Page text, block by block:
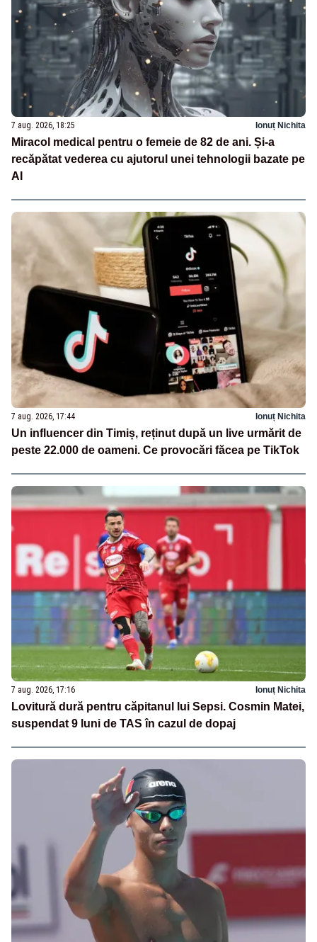
7 aug. 2026, 18:25 Ionuț Nichita
Miracol medical pentru o femeie de 82 de ani. Și-a
recăpătat vederea cu ajutorul unei tehnologii bazate pe
AI
7 aug. 2026, 17:44 Ionuț Nichita
Un influencer din Timiș, reținut după un live urmărit de
peste 22.000 de oameni. Ce provocări făcea pe TikTok
7 aug. 2026, 17:16 Ionuț Nichita
Lovitură dură pentru căpitanul lui Sepsi. Cosmin Matei,
suspendat 9 luni de TAS în cazul de dopaj